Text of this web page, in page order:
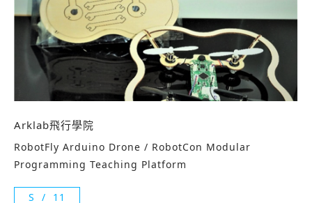
Arklab飛行學院
RobotFly Arduino Drone / RobotCon Modular
Programming Teaching Platform
S 11